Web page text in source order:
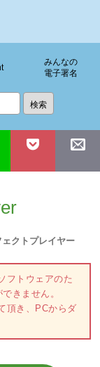
みんなの
電子署名
クトプレイヤー
フトウェアのた
きません。
頂き、PCからダ